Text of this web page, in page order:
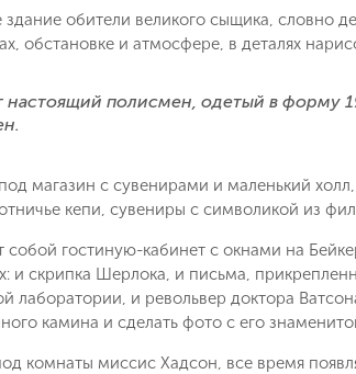
персональных данных
обители великого сыщика, словно
обстановке и атмосфере, в деталях
настоящий полисмен, одетый в форму
магазин с сувенирами и маленький
кепи, сувениры с символикой из
собой гостиную-кабинет с окнами на
и скрипка Шерлока, и письма,
лаборатории, и револьвер доктора
камина и сделать фото с его
комнаты миссис Хадсон, все время